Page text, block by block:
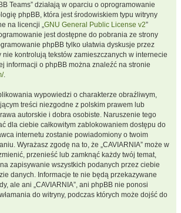
Teams” działają w oparciu o oprogramowanie
phpBB, która jest środowiskiem typu witryny
na licencji „GNU General Public License v2”
jest dostępne do pobrania ze strony
phpBB tylko ułatwia dyskusje przez
nie kontrolują tekstów zamieszczanych w internecie
informacji o phpBB można znaleźć na stronie
.
wypowiedzi o charakterze obraźliwym,
treści niezgodne z polskim prawem lub
autorskie i dobra osobiste. Naruszenie tego
dla ciebie całkowitym zablokowaniem dostępu do
internetu zostanie powiadomiony o twoim
Wyrażasz zgodę na to, że „CAVIARNIA” może w
przenieść lub zamknąć każdy twój temat,
zapisywanie wszystkich podanych przez ciebie
danych. Informacje te nie będą przekazywane
ale ani „CAVIARNIA”, ani phpBB nie ponosi
do witryny, podczas których może dojść do